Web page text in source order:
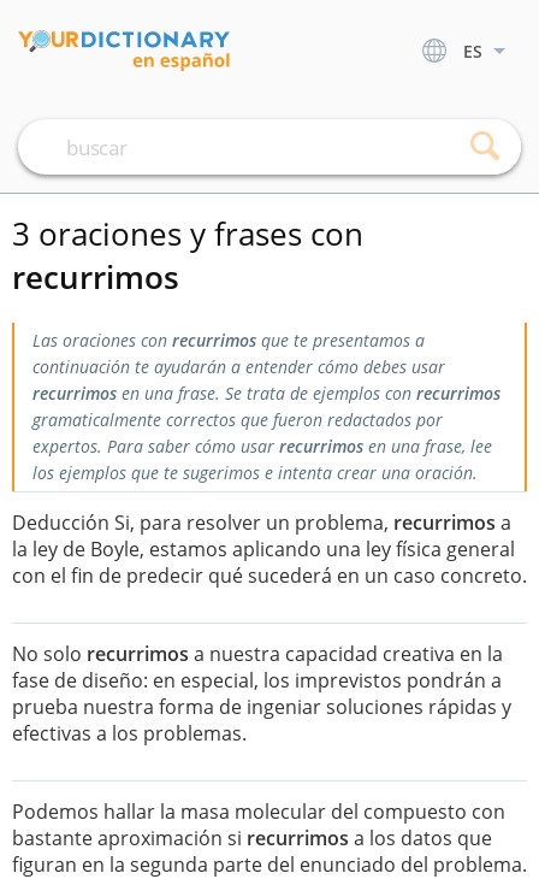
ES
3 oraciones y frases con
recurrimos
Las oraciones con recurrimos que te presentamos a
continuación te ayudarán a entender cómo debes usar
recurrimos en una frase. Se trata de ejemplos con recurrimos
gramaticalmente correctos que fueron redactados por
expertos. Para saber cómo usar recurrimos en una frase, lee
los ejemplos que te sugerimos e intenta crear una oración.
Deducción Si, para resolver un problema, recurrimos a
la ley de Boyle, estamos aplicando una ley física general
con el fin de predecir qué sucederá en un caso concreto.
No solo recurrimos a nuestra capacidad creativa en la
fase de diseño: en especial, los imprevistos pondrán a
prueba nuestra forma de ingeniar soluciones rápidas y
efectivas a los problemas.
Podemos hallar la masa molecular del compuesto con
bastante aproximación si recurrimos a los datos que
figuran en la segunda parte del enunciado del problema.